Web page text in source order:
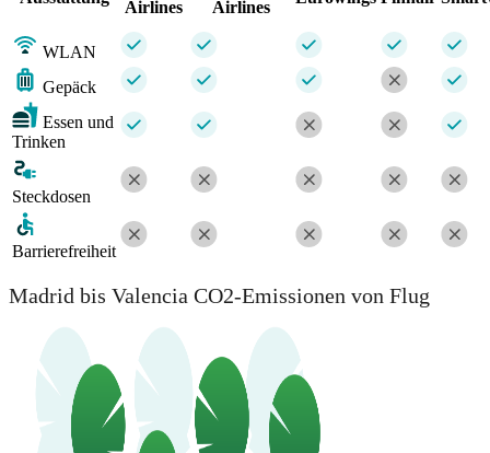
Airlines
Airlines
WLAN
Gepäck
Essen und
Trinken
Steckdosen
Barrierefreiheit
Madrid bis Valencia CO2-Emissionen von Flug